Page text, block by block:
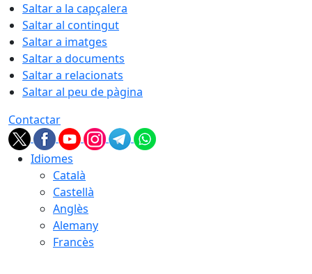
Saltar a la capçalera
Saltar al contingut
Saltar a imatges
Saltar a documents
Saltar a relacionats
Saltar al peu de pàgina
Contactar
Idiomes
Català
Castellà
Anglès
Alemany
Francès